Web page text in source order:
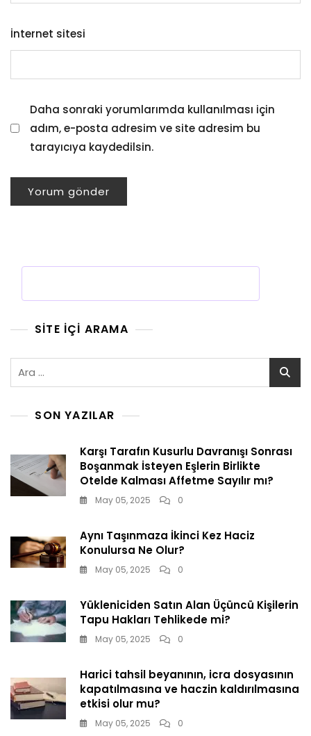
İnternet sitesi
Daha sonraki yorumlarımda kullanılması için
adım, e-posta adresim ve site adresim bu
tarayıcıya kaydedilsin.
SITE İÇI ARAMA
SON YAZILAR
Karşı Tarafın Kusurlu Davranışı Sonrası
Boşanmak İsteyen Eşlerin Birlikte
Otelde Kalması Affetme Sayılır mı?
May 05, 2025 0
Aynı Taşınmaza İkinci Kez Haciz
Konulursa Ne Olur?
May 05, 2025 0
Yükleniciden Satın Alan Üçüncü Kişilerin
Tapu Hakları Tehlikede mi?
May 05, 2025 0
Harici tahsil beyanının, icra dosyasının
kapatılmasına ve haczin kaldırılmasına
etkisi olur mu?
May 05, 2025 0